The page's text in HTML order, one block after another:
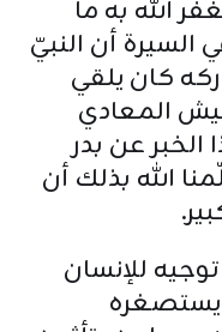
الله به ما
السيرة أن النبيّ
كان يلقي
المعادي
عن بدر
الله بذلك أن
للإنسان
يستصغره